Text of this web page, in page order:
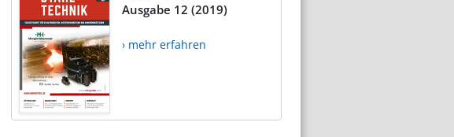
Ausgabe 12 (2019)
› mehr erfahren